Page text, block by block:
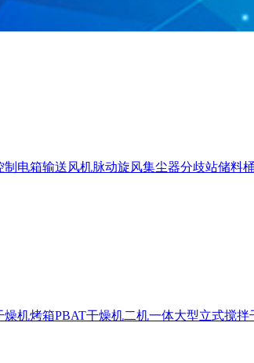
制电箱输送风机脉动旋风集尘器分歧站储料桶
燥机烤箱PBAT干燥机二机一体大型立式搅拌